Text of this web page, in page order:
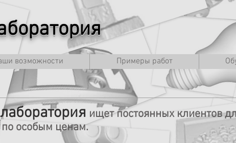
возможности Примеры работ
ищет постоянных клиентов
по особым ценам.